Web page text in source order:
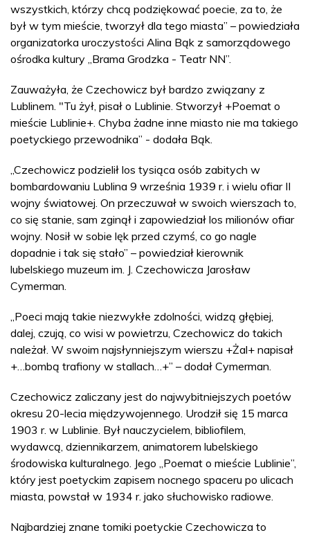
wszystkich, którzy chcą podziękować poecie, za to, że
był w tym mieście, tworzył dla tego miasta” – powiedziała
organizatorka uroczystości Alina Bąk z samorządowego
ośrodka kultury „Brama Grodzka - Teatr NN”.
Zauważyła, że Czechowicz był bardzo związany z
Lublinem. "Tu żył, pisał o Lublinie. Stworzył +Poemat o
mieście Lublinie+. Chyba żadne inne miasto nie ma takiego
poetyckiego przewodnika” - dodała Bąk.
„Czechowicz podzielił los tysiąca osób zabitych w
bombardowaniu Lublina 9 września 1939 r. i wielu ofiar II
wojny światowej. On przeczuwał w swoich wierszach to,
co się stanie, sam zginął i zapowiedział los milionów ofiar
wojny. Nosił w sobie lęk przed czymś, co go nagle
dopadnie i tak się stało” – powiedział kierownik
lubelskiego muzeum im. J. Czechowicza Jarosław
Cymerman.
„Poeci mają takie niezwykłe zdolności, widzą głębiej,
dalej, czują, co wisi w powietrzu, Czechowicz do takich
należał. W swoim najsłynniejszym wierszu +Żal+ napisał
+…bombą trafiony w stallach…+” – dodał Cymerman.
Czechowicz zaliczany jest do najwybitniejszych poetów
okresu 20-lecia międzywojennego. Urodził się 15 marca
1903 r. w Lublinie. Był nauczycielem, bibliofilem,
wydawcą, dziennikarzem, animatorem lubelskiego
środowiska kulturalnego. Jego „Poemat o mieście Lublinie”,
który jest poetyckim zapisem nocnego spaceru po ulicach
miasta, powstał w 1934 r. jako słuchowisko radiowe.
Najbardziej znane tomiki poetyckie Czechowicza to